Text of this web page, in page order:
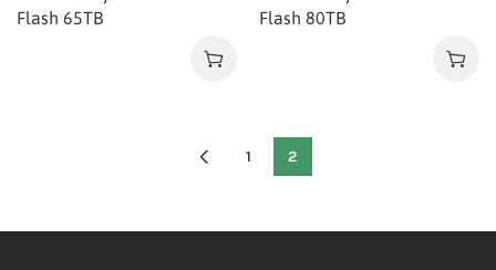
Flash 65TB
Flash 80TB
1 2